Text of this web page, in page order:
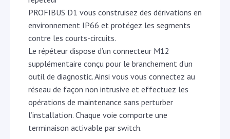
PROFIBUS D1 vous construisez des dérivations en
environnement IP66 et protégez les segments
contre les courts-circuits.
Le répéteur dispose d’un connecteur M12
supplémentaire conçu pour le branchement d’un
outil de diagnostic. Ainsi vous vous connectez au
réseau de façon non intrusive et effectuez les
opérations de maintenance sans perturber
l’installation. Chaque voie comporte une
terminaison activable par switch.